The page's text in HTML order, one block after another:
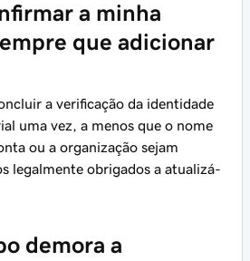
a minha
que adicionar
a verificação da identidade
uma vez, a menos que o nome
ou a organização sejam
legalmente obrigados a atualizá-
demora a